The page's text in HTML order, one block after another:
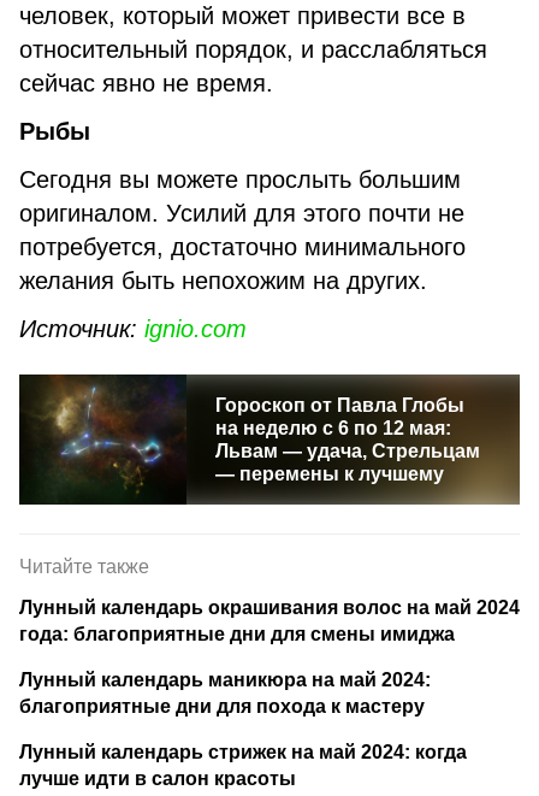
человек, который может привести все в
относительный порядок, и расслабляться
сейчас явно не время.
Рыбы
Сегодня вы можете прослыть большим
оригиналом. Усилий для этого почти не
потребуется, достаточно минимального
желания быть непохожим на других.
Источник: ignio.com
Гороскоп от Павла Глобы
на неделю с 6 по 12 мая:
Львам — удача, Стрельцам
— перемены к лучшему
Читайте также
Лунный календарь окрашивания волос на май 2024
года: благоприятные дни для смены имиджа
Лунный календарь маникюра на май 2024:
благоприятные дни для похода к мастеру
Лунный календарь стрижек на май 2024: когда
лучше идти в салон красоты